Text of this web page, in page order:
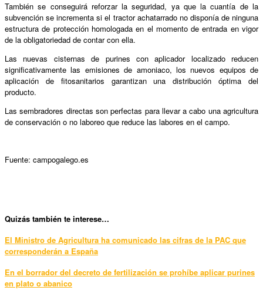
También se conseguirá reforzar la seguridad, ya que la cuantía de la
subvención se incrementa si el tractor achatarrado no disponía de ninguna
estructura de protección homologada en el momento de entrada en vigor
de la obligatoriedad de contar con ella.
Las nuevas cisternas de purines con aplicador localizado reducen
significativamente las emisiones de amoniaco, los nuevos equipos de
aplicación de fitosanitarios garantizan una distribución óptima del
producto.
Las sembradores directas son perfectas para llevar a cabo una agricultura
de conservación o no laboreo que reduce las labores en el campo.
Fuente: campogalego.es
Quizás también te interese…
El Ministro de Agricultura ha comunicado las cifras de la PAC que
corresponderán a España
En el borrador del decreto de fertilización se prohíbe aplicar purines
en plato o abanico